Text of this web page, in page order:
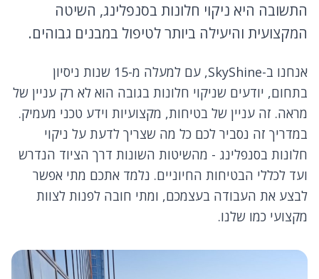
התשובה היא ניקוי חלונות בסנפלינג, השיטה
המקצועית והיעילה ביותר לטיפול במבנים גבוהים.
אנחנו ב-SkyShine, עם למעלה מ-15 שנות ניסיון
בתחום, יודעים שניקוי חלונות בגובה הוא לא רק עניין של
מראה. זה עניין של בטיחות, מקצועיות וידע טכני מעמיק.
במדריך זה נסביר לכם כל מה שצריך לדעת על ניקוי
חלונות בסנפלינג - מהשיטות השונות דרך הציוד הנדרש
ועד לכללי הבטיחות החיוניים. נלמד אתכם מתי אפשר
לבצע את העבודה בעצמכם, ומתי חובה לפנות לצוות
מקצועי כמו שלנו.